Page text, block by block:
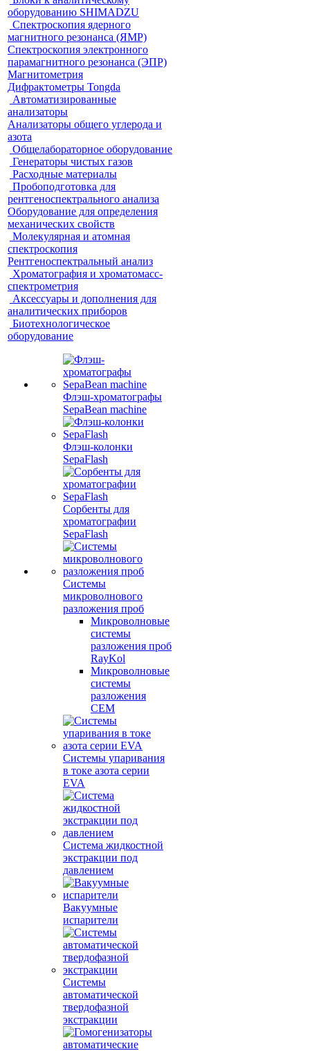
оборудованию SHIMADZU
Спектроскопия ядерного
магнитного резонанса (ЯМР)
Спектроскопия электронного
парамагнитного резонанса (ЭПР)
Магнитометрия
Дифрактометры Tongda
Автоматизированные
анализаторы
Анализаторы общего углерода и
азота
Общелабораторное оборудование
Генераторы чистых газов
Расходные материалы
Пробоподготовка для
рентгеноспектрального анализа
Оборудование для определения
механических свойств
Молекулярная и атомная
спектроскопия
Рентгеноспектральный анализ
Хроматография и хроматомасс-
спектрометрия
Аксессуары и дополнения для
аналитических приборов
Биотехнологическое
оборудование
Флэш-хроматографы
SepaBean machine
Флэш-колонки
SepaFlash
Сорбенты для
хроматографии
SepaFlash
Системы
микроволнового
разложения проб
Микроволновые
системы
разложения проб
RayKol
Микроволновые
системы
разложения
CEM
Системы упаривания
в токе азота серии
EVA
Система жидкостной
экстракции под
давлением
Вакуумные
испарители
Системы
автоматической
твердофазной
экстракции